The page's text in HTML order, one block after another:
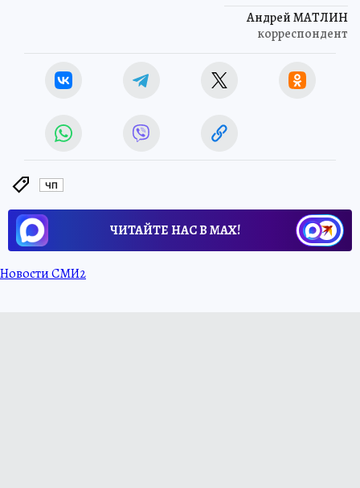
Андрей МАТЛИН
корреспондент
ЧП
ЧИТАЙТЕ НАС В МАХ!
Новости СМИ2